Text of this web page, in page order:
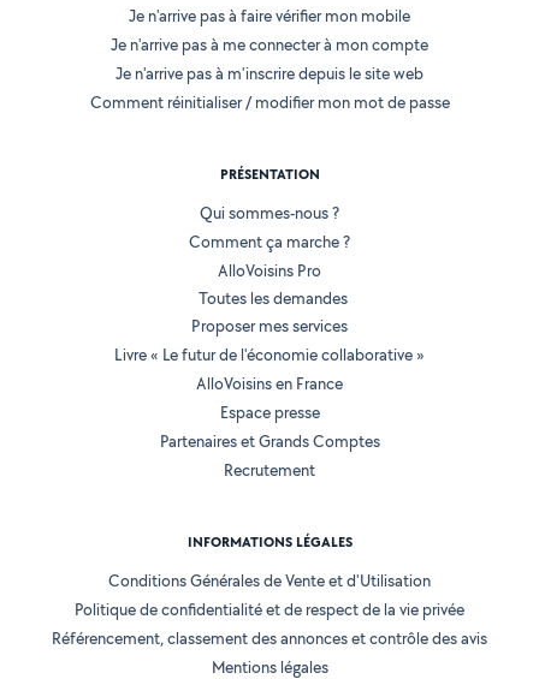
Je n'arrive pas à faire vérifier mon mobile
Je n'arrive pas à me connecter à mon compte
Je n'arrive pas à m'inscrire depuis le site web
Comment réinitialiser / modifier mon mot de passe
PRÉSENTATION
Qui sommes-nous ?
Comment ça marche ?
AlloVoisins Pro
Toutes les demandes
Proposer mes services
Livre « Le futur de l'économie collaborative »
AlloVoisins en France
Espace presse
Partenaires et Grands Comptes
Recrutement
INFORMATIONS LÉGALES
Conditions Générales de Vente et d'Utilisation
Politique de confidentialité et de respect de la vie privée
Référencement, classement des annonces et contrôle des avis
Mentions légales